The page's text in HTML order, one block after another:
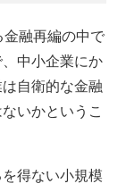
融再編の中で
中小企業にか
自衛的な金融
いかというこ
得ない小規模